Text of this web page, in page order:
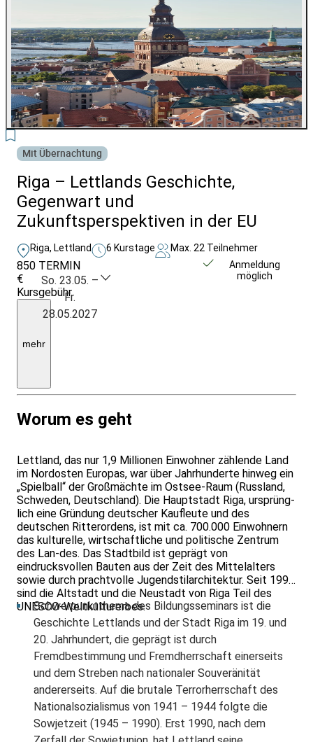
Mit Übernachtung
Riga – Lettlands Geschichte,
Gegenwart und
Zukunftsperspektiven in der EU
Riga, Lettland 6 Kurstage Max. 22 Teilnehmer
850
€
Kursgebühr
inkl.
Unterkunft,
190,-
Einzelzimmerzuschlag,
mehr
TERMIN
So. 23.05. –
Fr.
28.05.2027
Anmeldung
möglich
Worum es geht
Lettland, das nur 1,9 Millionen Einwohner zählende Land
im Nordosten Europas, war über Jahrhunderte hinweg ein
„Spielball“ der Großmächte im Ostsee-Raum (Russland,
Schweden, Deutschland). Die Hauptstadt Riga, ursprüng-
lich eine Gründung deutscher Kaufleute und des
deutschen Ritterordens, ist mit ca. 700.000 Einwohnern
das kulturelle, wirtschaftliche und politische Zentrum
des Lan-des. Das Stadtbild ist geprägt von
eindrucksvollen Bauten aus der Zeit des Mittelalters
sowie durch prachtvolle Jugendstilarchitektur. Seit 1997
sind die Altstadt und die Neustadt von Riga Teil des
UNESCO-Weltkulturerbes.
Schwerpunktthema des Bildungsseminars ist die
Geschichte Lettlands und der Stadt Riga im 19. und
20. Jahrhundert, die geprägt ist durch
Fremdbestimmung und Fremdherrschaft einerseits
und dem Streben nach nationaler Souveränität
andererseits. Auf die brutale Terrorherrschaft des
Nationalsozialismus von 1941 – 1944 folgte die
Sowjetzeit (1945 – 1990). Erst 1990, nach dem